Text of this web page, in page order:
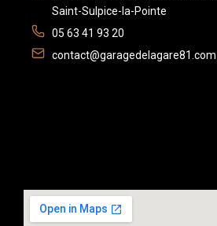
Saint-Sulpice-la-Pointe
05 63 41 93 20
contact@garagedelagare81.com